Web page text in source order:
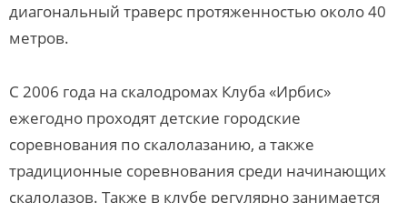
диагональный траверс протяженностью около 40
метров.
С 2006 года на скалодромах Клуба «Ирбис»
ежегодно проходят детские городские
соревнования по скалолазанию, а также
традиционные соревнования среди начинающих
скалолазов. Также в клубе регулярно занимается